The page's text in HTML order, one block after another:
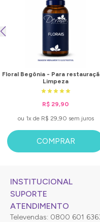
Floral Begônia - Para
Limpeza
R$ 29,90
ou 1x de R$ 29,90 sem juros
COMPRAR
INSTITUCIONAL
SUPORTE
ATENDIMENTO
Televendas: 0800 601